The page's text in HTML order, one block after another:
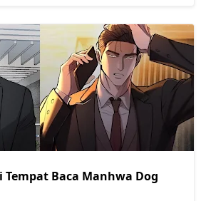
Tempat Baca Manhwa Dog